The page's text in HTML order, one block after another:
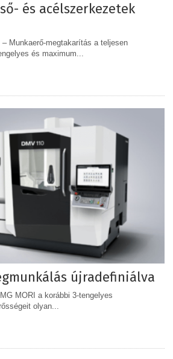
és acélszerkezetek
Munkaerő-megtakarítás a teljesen
és maximum...
újradefiniálva
MORI a korábbi 3-tengelyes
olyan...